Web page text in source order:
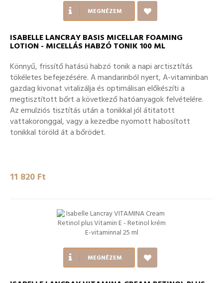
MEGNÉZEM
ISABELLE LANCRAY BASIS MICELLAR FOAMING
LOTION - MICELLÁS HABZÓ TONIK 100 ML
Könnyű, frissítő hatású habzó tonik a napi arctisztítás
tökéletes befejezésére. A mandarinból nyert, A-vitaminban
gazdag kivonat vitalizálja és optimálisan előkészíti a
megtisztított bőrt a következő hatóanyagok felvételére.
Az emulziós tisztítás után a tonikkal jól átitatott
vattakoronggal, vagy a kezedbe nyomott habosított
tonikkal töröld át a bőrödet.
11 820 Ft‎
MEGNÉZEM